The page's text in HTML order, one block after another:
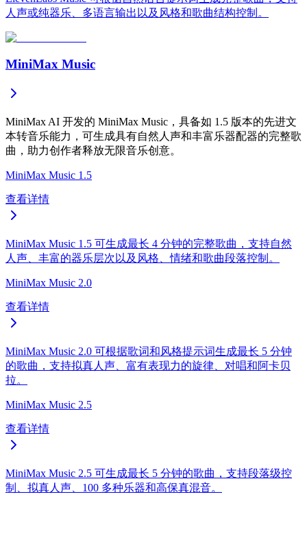
人声或纯器乐、多语言输出以及风格和歌曲结构控制。
MiniMax Music
MiniMax AI 开发的 MiniMax Music，具备如 1.5 版本的先进文
本转音乐能力，可生成具有自然人声和丰富乐器配器的完整歌
曲，助力创作者释放无限音乐创意。
MiniMax Music 1.5
查看详情
MiniMax Music 1.5 可生成最长 4 分钟的完整歌曲，支持自然
人声、丰富的器乐层次以及风格、情绪和歌曲段落控制。
MiniMax Music 2.0
查看详情
MiniMax Music 2.0 可根据歌词和风格提示词生成最长 5 分钟
的歌曲，支持拟真人声、富有表现力的旋律、对唱和阿卡贝
拉。
MiniMax Music 2.5
查看详情
MiniMax Music 2.5 可生成最长 5 分钟的歌曲，支持段落级控
制、拟真人声、100 多种乐器和高保真混音。